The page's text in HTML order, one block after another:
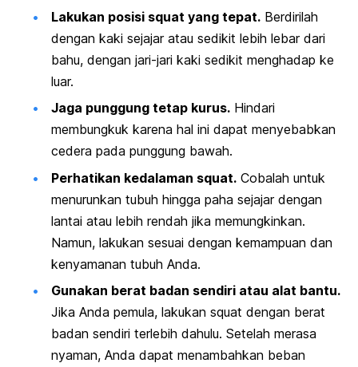
Lakukan posisi squat yang tepat. Berdirilah
dengan kaki sejajar atau sedikit lebih lebar dari
bahu, dengan jari-jari kaki sedikit menghadap ke
luar.
Jaga punggung tetap kurus. Hindari
membungkuk karena hal ini dapat menyebabkan
cedera pada punggung bawah.
Perhatikan kedalaman squat. Cobalah untuk
menurunkan tubuh hingga paha sejajar dengan
lantai atau lebih rendah jika memungkinkan.
Namun, lakukan sesuai dengan kemampuan dan
kenyamanan tubuh Anda.
Gunakan berat badan sendiri atau alat bantu.
Jika Anda pemula, lakukan squat dengan berat
badan sendiri terlebih dahulu. Setelah merasa
nyaman, Anda dapat menambahkan beban